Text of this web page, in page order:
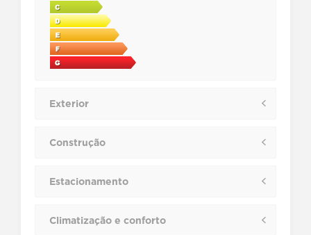
Exterior
Construção
Estacionamento
Climatização e conforto